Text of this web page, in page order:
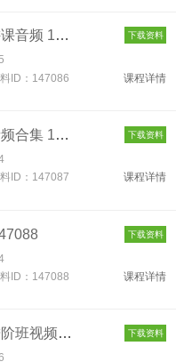
【柳华山】柳针系列讲课音频 147086 下载资料
ID：147086 课程详情
【柳华山】分享针法音频合集 147087 下载资料
ID：147087 课程详情
下载资料
ID：147088 课程详情
【古法针灸】辅行诀进阶班视频含课件 147089 下载资料